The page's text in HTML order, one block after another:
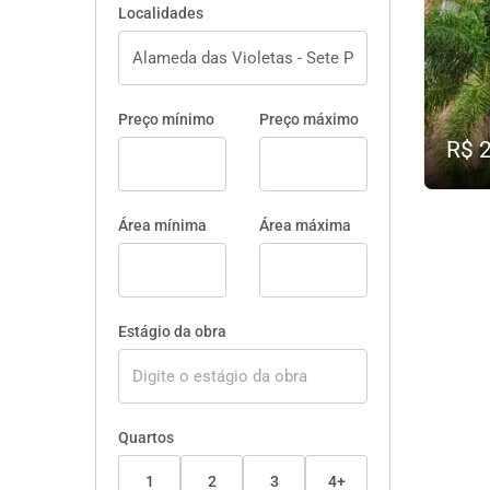
Localidades
Preço mínimo Preço máximo
Área mínima Área máxima
Estágio da obra
Quartos
1 2 3 4+
R$